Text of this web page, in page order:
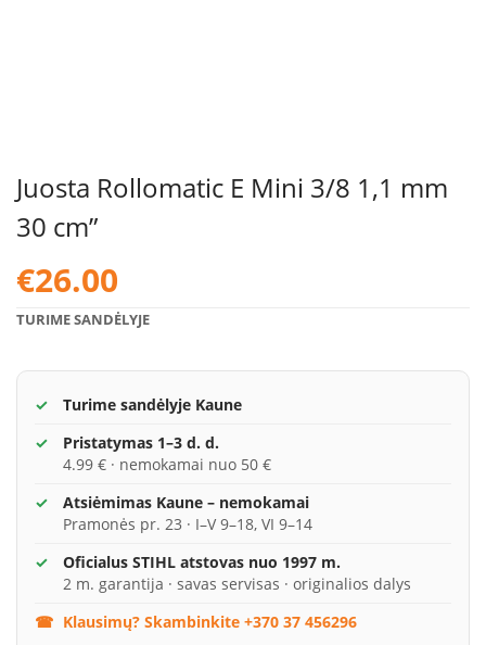
Juosta Rollomatic E Mini 3/8 1,1 mm
30 cm”
€26.00
TURIME SANDĖLYJE
Turime sandėlyje Kaune
Pristatymas 1–3 d. d.
4.99 € · nemokamai nuo 50 €
Atsiėmimas Kaune – nemokamai
Pramonės pr. 23 · I–V 9–18, VI 9–14
Oficialus STIHL atstovas nuo 1997 m.
2 m. garantija · savas servisas · originalios dalys
Klausimų? Skambinkite +370 37 456296